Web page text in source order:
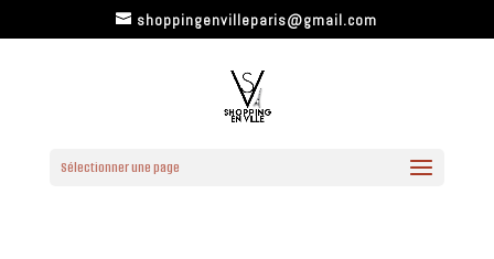
shoppingenvilleparis@gmail.com
Sélectionner une page